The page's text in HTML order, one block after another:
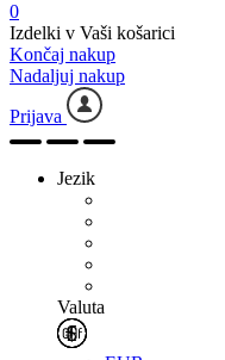
0
Izdelki v Vaši košarici
Končaj nakup
Nadaljuj nakup
Prijava
Jezik
Valuta